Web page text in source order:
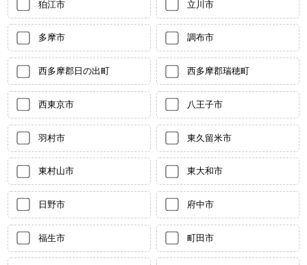
狛江市 立川市
多摩市 調布市
西多摩郡日の出町 西多摩郡瑞穂町
西東京市 八王子市
羽村市 東久留米市
東村山市 東大和市
日野市 府中市
福生市 町田市